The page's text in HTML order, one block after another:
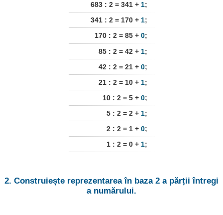
683 : 2 = 341 + 1;
341 : 2 = 170 + 1;
170 : 2 = 85 + 0;
85 : 2 = 42 + 1;
42 : 2 = 21 + 0;
21 : 2 = 10 + 1;
10 : 2 = 5 + 0;
5 : 2 = 2 + 1;
2 : 2 = 1 + 0;
1 : 2 = 0 + 1;
2. Construiește reprezentarea în baza 2 a părții întregi
a numărului.